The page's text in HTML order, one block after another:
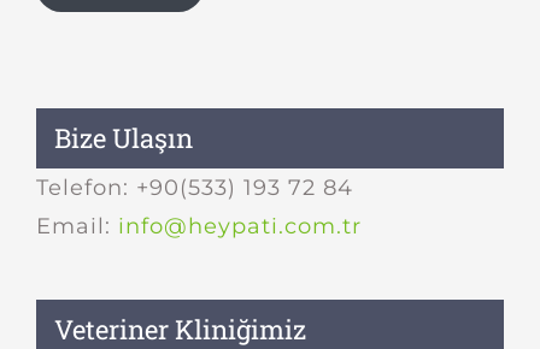
Bize Ulaşın
Telefon: +90(533) 193 72 84
Email: info@heypati.com.tr
Veteriner Kliniğimiz